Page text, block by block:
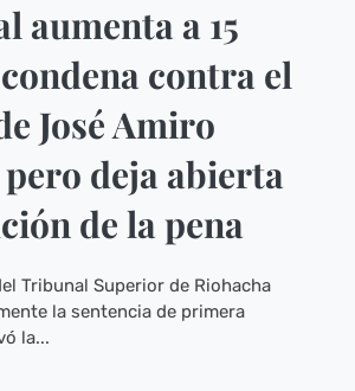
aumenta a 15
contra el
José Amiro
deja abierta
de la pena
Tribunal Superior de Riohacha
la sentencia de primera
la...